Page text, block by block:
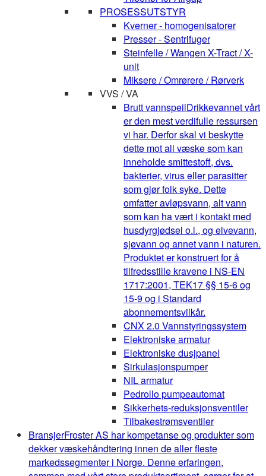
PROSESSUTSTYR
Kverner - homogenisatorer
Presser - Sentrifuger
Steinfelle / Wangen X-Tract / X-
unit
Miksere / Omrørere / Rørverk
VVS / VA
Brutt vannspeilDrikkevannet vårt
er den mest verdifulle ressursen
vi har. Derfor skal vi beskytte
dette mot all væske som kan
inneholde smittestoff, dvs.
bakterier, virus eller parasitter
som gjør folk syke. Dette
omfatter avløpsvann, alt vann
som kan ha vært i kontakt med
husdyrgjødsel o.l., og elvevann,
sjøvann og annet vann i naturen.
Produktet er konstruert for å
tilfredsstille kravene i NS-EN
1717:2001, TEK17 §§ 15-6 og
15-9 og i Standard
abonnementsvilkår.
CNX 2.0 Vannstyringssystem
Elektroniske armatur
Elektroniske dusjpanel
Sirkulasjonspumper
NIL armatur
Pedrollo pumpeautomat
Sikkerhets-reduksjonsventiler
Tilbakestrømsventiler
BransjerFroster AS har kompetanse og produkter som
dekker væskehåndtering innen de aller fleste
markedssegmenter i Norge. Denne erfaringen,